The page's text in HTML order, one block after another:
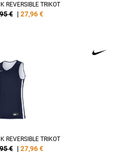
REVERSIBLE TRIKOT
€ | 27,96€
REVERSIBLE TRIKOT
€ | 27,96€